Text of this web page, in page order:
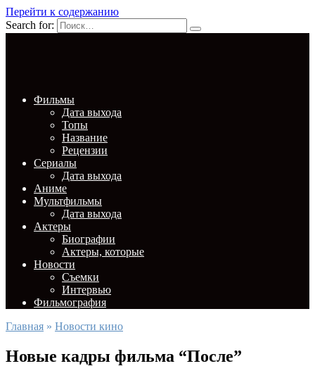
Перейти к содержанию
Search for:
Фильмы
Дата выхода
Топы
Название
Рецензии
Сериалы
Дата выхода
Аниме
Мультфильмы
Дата выхода
Актеры
Биографии
Актеры, которые
Новости
Съемки
Интервью
Фильмография
Главная » Новости кино
Новые кадры фильма “После”